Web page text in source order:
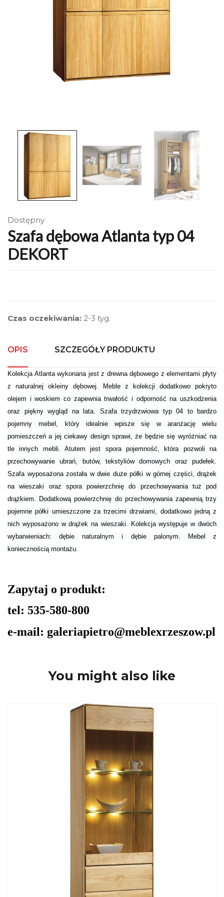
Dostępny
Szafa dębowa Atlanta typ 04
DEKORT
Czas oczekiwania: 2-3 tyg.
OPIS SZCZEGÓŁY PRODUKTU
Kolekcja Atlanta wykonana jest z drewna dębowego z elementami płyty
z naturalnej okleiny dębowej.
Meble z kolekcji dodatkowo pokryto
olejem i woskiem co zapewnia trwałość i odporność na uszkodzenia
oraz piękny wygląd na lata. Szafa trzydrzwiowa typ 04 to bardzo
pojemny mebel, który idealnie wpisze się w aranżację wielu
pomieszczeń a jej ciekawy design sprawi, że będzie się wyróżniać na
tle innych mebli. Atutem jest spora pojemność, która pozwoli na
przechowywanie ubrań, butów, tekstyliów domowych oraz pudełek.
Szafa wyposażona została w dwie duże półki w górnej części, drążek
na wieszaki oraz spora powierzchnię do przechowywania tuż pod
drążkiem. Dodatkową powierzchnię do przechowywania zapewnią trzy
pojemne półki umieszczone za trzecimi drzwiami, dodatkowo jedną z
nich wyposażono w drążek na wieszaki. Kolekcja występuje w dwóch
wybarwieniach: dębie naturalnym i dębie palonym. Mebel z
koniecznością montażu.
Zapytaj o produkt:
tel: 535-580-800
e-mail: galeriapietro@meblexrzeszow.pl
You might also like